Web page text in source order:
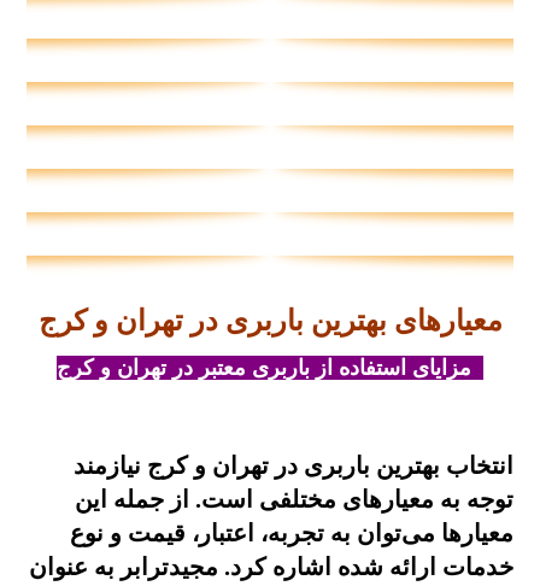
معیارهای بهترین باربری در تهران و کرج
مزایای استفاده از باربری معتبر در تهران و کرج
انتخاب بهترین باربری در تهران و کرج نیازمند
توجه به معیارهای مختلفی است. از جمله این
معیارها می‌توان به تجربه، اعتبار، قیمت و نوع
خدمات ارائه شده اشاره کرد. مجیدترابر به عنوان